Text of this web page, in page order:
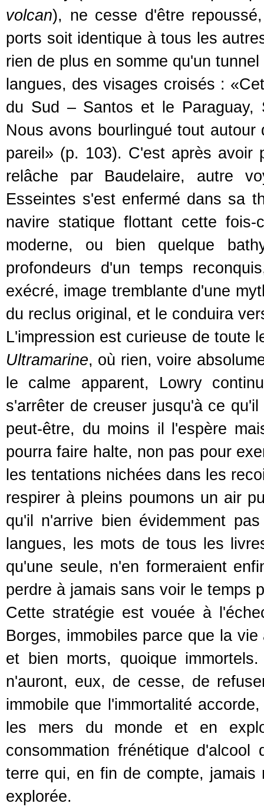
volcan), ne cesse d'être
ports soit identique à tous les
rien de plus en somme qu'un
langues, des visages croisés :
du Sud – Santos et le Paraguay,
Nous avons bourlingué tout
pareil» (p. 103). C'est après avoir
relâche par Baudelaire, autre
Esseintes s'est enfermé dans sa
navire statique flottant cette
moderne, ou bien quelque
profondeurs d'un temps
exécré, image tremblante d'une
du reclus original, et le conduira
L'impression est curieuse de toute
Ultramarine, où rien, voire
le calme apparent, Lowry
s'arrêter de creuser jusqu'à ce
peut-être, du moins il l'espère
pourra faire halte, non pas pour
les tentations nichées dans les
respirer à pleins poumons un air
qu'il n'arrive bien évidemment
langues, les mots de tous les
qu'une seule, n'en formeraient
perdre à jamais sans voir le temps
Cette stratégie est vouée à
Borges, immobiles parce que la
et bien morts, quoique
n'auront, eux, de cesse, de
immobile que l'immortalité
les mers du monde et en
consommation frénétique
terre qui, en fin de compte, jamais
explorée.